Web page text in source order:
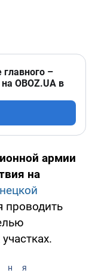
–
OBOZ.UA в
армии
на
проводить